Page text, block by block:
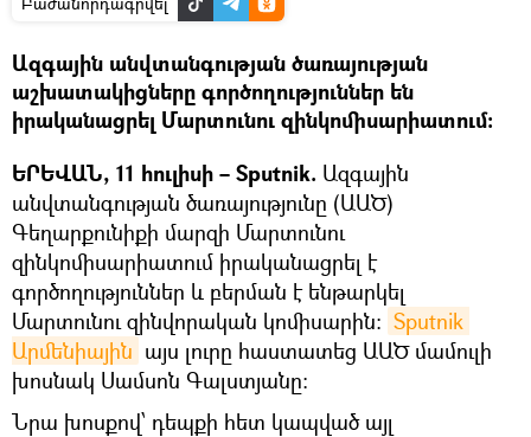
Ազգային անվտանգության ծառայության
աշխատակիցները գործողություններ են
իրականացրել Մարտունու զինկոմիսարիատում։
ԵՐԵՎԱՆ, 11 հուլիսի – Sputnik. Ազգային
անվտանգության ծառայությունը (ԱԱԾ)
Գեղարքունիքի մարզի Մարտունու
զինկոմիսարիատում իրականացրել է
գործողություններ և բերման է ենթարկել
Մարտունու զինվորական կոմիսարին: Sputnik
Արմենիային այս լուրը հաստատեց ԱԱԾ մամուլի
խոսնակ Սամսոն Գալստյանը:
Նրա խոսքով՝ դեպքի հետ կապված այլ